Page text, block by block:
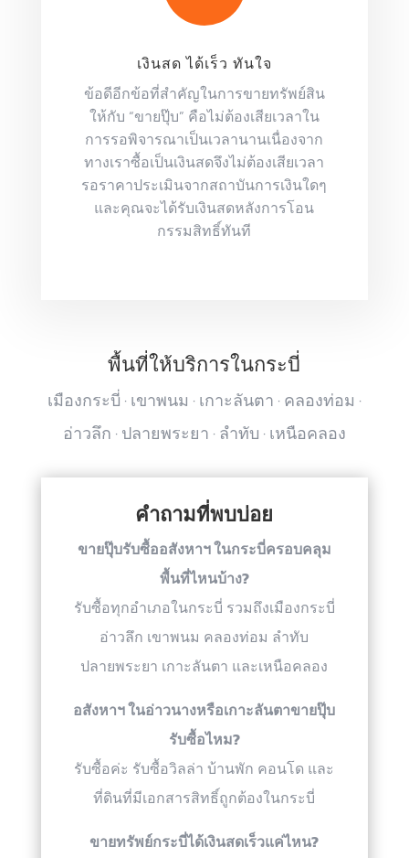
เงินสด ได้เร็ว ทันใจ
ข้อดีอีกข้อที่สำคัญในการขายทรัพย์สิน
ให้กับ “ขายปุ๊บ” คือไม่ต้องเสียเวลาใน
การรอพิจารณาเป็นเวลานานเนื่องจาก
ทางเราซื้อเป็นเงินสดจึงไม่ต้องเสียเวลา
รอราคาประเมินจากสถาบันการเงินใดๆ
และคุณจะได้รับเงินสดหลังการโอน
กรรมสิทธิ์ทันที
พื้นที่ให้บริการในกระบี่
เมืองกระบี่ · เขาพนม · เกาะลันตา · คลองท่อม ·
อ่าวลึก · ปลายพระยา · ลำทับ · เหนือคลอง
คำถามที่พบบ่อย
ขายปุ๊บรับซื้ออสังหาฯ ในกระบี่ครอบคลุม
พื้นที่ไหนบ้าง?
รับซื้อทุกอำเภอในกระบี่ รวมถึงเมืองกระบี่
อ่าวลึก เขาพนม คลองท่อม ลำทับ
ปลายพระยา เกาะลันตา และเหนือคลอง
อสังหาฯ ในอ่าวนางหรือเกาะลันตาขายปุ๊บ
รับซื้อไหม?
รับซื้อค่ะ รับซื้อวิลล่า บ้านพัก คอนโด และ
ที่ดินที่มีเอกสารสิทธิ์ถูกต้องในกระบี่
ขายทรัพย์กระบี่ได้เงินสดเร็วแค่ไหน?